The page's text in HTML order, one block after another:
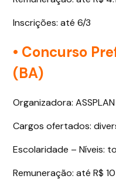
Inscrições: até 6/3
• Concurso
(BA)
Organizadora: ASSPLAN
Cargos ofertados:
Escolaridade – Níveis:
Remuneração: até R$